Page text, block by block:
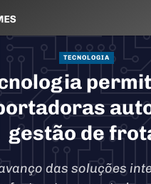
TECNOLOGIA
gestão de
das soluções